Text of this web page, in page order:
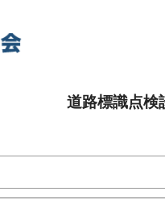
道路標識点